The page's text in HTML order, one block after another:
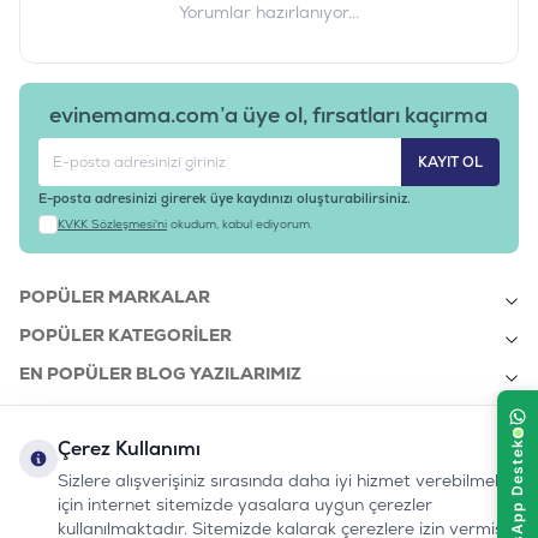
Yorumlar hazırlanıyor...
evinemama.com’a üye ol, fırsatları kaçırma
KAYIT OL
E-posta adresinizi girerek üye kaydınızı oluşturabilirsiniz.
KVKK Sözleşmesi'ni okudum, kabul ediyorum.
POPÜLER MARKALAR
POPÜLER KATEGORILER
EN POPÜLER BLOG YAZILARIMIZ
KURUMSAL
Çerez Kullanımı
Sizlere alışverişiniz sırasında daha iyi hizmet verebilmek
için internet sitemizde yasalara uygun çerezler
kullanılmaktadır. Sitemizde kalarak çerezlere izin vermiş